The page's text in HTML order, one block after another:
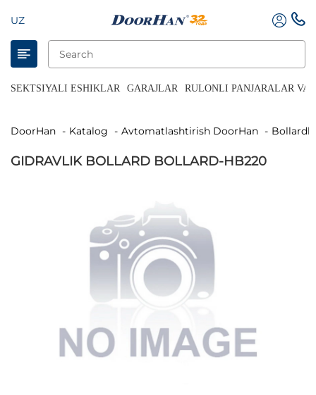
UZ
SEKTSIYALI ESHIKLAR GARAJLAR RULONLI PANJARALAR VA
DoorHan Katalog Avtomatlashtirish DoorHan
GIDRAVLIK BOLLARD BOLLARD-HB220